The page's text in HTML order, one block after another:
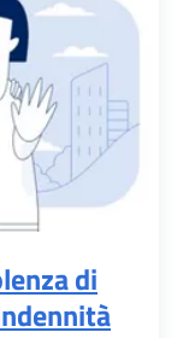
di